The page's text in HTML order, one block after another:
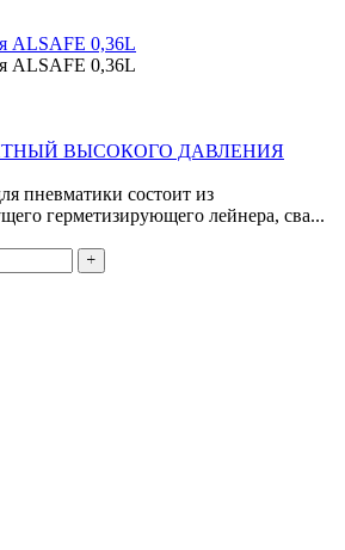
ALSAFE 0,36L
ALSAFE 0,36L
ВЫСОКОГО ДАВЛЕНИЯ
пневматики состоит из
герметизирующего лейнера, сва...